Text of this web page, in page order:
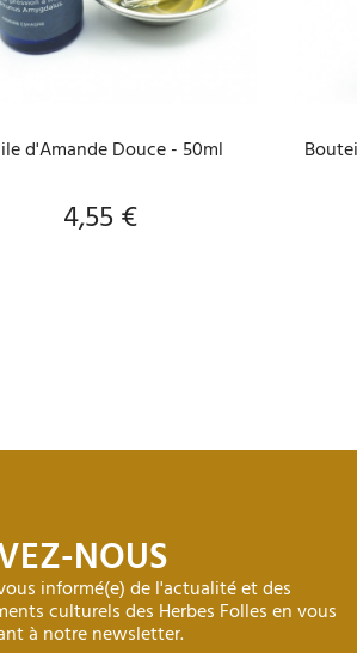
AJOUTER AU PANIER
d'Amande Douce - 50ml
Prix
4,55 €
NOUS
informé(e) de l'actualité et des
culturels des Herbes Folles en vous
à notre newsletter.